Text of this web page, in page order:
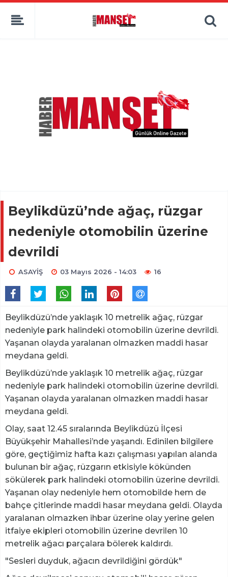
Beylikdüzü’nde ağaç, rüzgar
nedeniyle otomobilin üzerine
devrildi
ASAYİŞ 03 Mayıs 2026 - 14:03 16
Beylikdüzü’nde yaklaşık 10 metrelik ağaç, rüzgar
nedeniyle park halindeki otomobilin üzerine devrildi.
Yaşanan olayda yaralanan olmazken maddi hasar
meydana geldi.
Beylikdüzü’nde yaklaşık 10 metrelik ağaç, rüzgar
nedeniyle park halindeki otomobilin üzerine devrildi.
Yaşanan olayda yaralanan olmazken maddi hasar
meydana geldi.
Olay, saat 12.45 sıralarında Beylikdüzü İlçesi
Büyükşehir Mahallesi’nde yaşandı. Edinilen bilgilere
göre, geçtiğimiz hafta kazı çalışması yapılan alanda
bulunan bir ağaç, rüzgarın etkisiyle kökünden
sökülerek park halindeki otomobilin üzerine devrildi.
Yaşanan olay nedeniyle hem otomobilde hem de
bahçe çitlerinde maddi hasar meydana geldi. Olayda
yaralanan olmazken ihbar üzerine olay yerine gelen
itfaiye ekipleri otomobilin üzerine devrilen 10
metrelik ağacı parçalara bölerek kaldırdı.
"Sesleri duyduk, ağacın devrildiğini gördük"